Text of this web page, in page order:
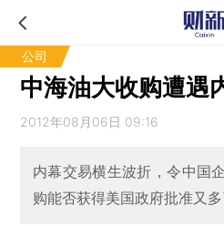
公司
中海油大收购遭遇
2012年08月06日 09:16
内幕交易横生波折，令中国
购能否获得美国政府批准又